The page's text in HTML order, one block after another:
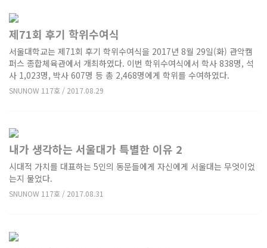
제71회 후기 학위수여식
서울대학교는 제71회 후기 학위수여식을 2017년 8월 29일(화) 관악캠
퍼스 종합체육관에서 개최하였다. 이번 학위수여식에서 학사 838명, 석
사 1,023명, 박사 607명 등 총 2,468명에게 학위를 수여하였다.
SNUNOW 117호 / 2017.08.29
내가 생각하는 서울대가 특별한 이유 2
시대적 가치를 대표하는 5인의 동문들에게 자신에게 서울대는 무엇이었
는지 물었다.
SNUNOW 117호 / 2017.08.31